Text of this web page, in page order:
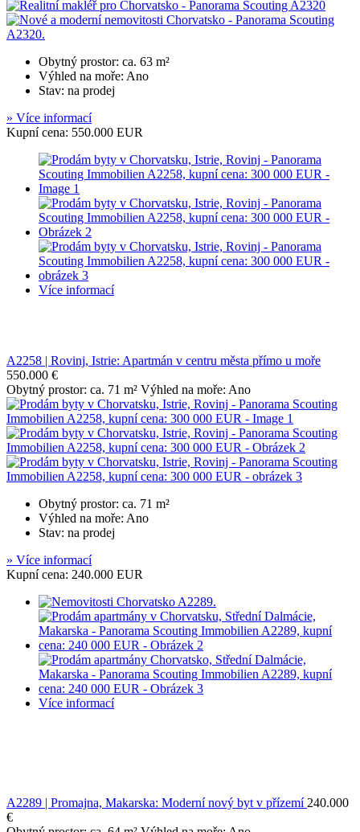
Obytný prostor: ca. 63 m²
Výhled na moře: Ano
Stav: na prodej
» Více informací
Kupní cena: 550.000 EUR
Více informací
A2258 | Rovinj, Istrie: Apartmán v centru města přímo u moře
550.000 €
Obytný prostor: ca. 71 m² Výhled na moře: Ano
Obytný prostor: ca. 71 m²
Výhled na moře: Ano
Stav: na prodej
» Více informací
Kupní cena: 240.000 EUR
Více informací
A2289 | Promajna, Makarska: Moderní nový byt v přízemí 240.000
€